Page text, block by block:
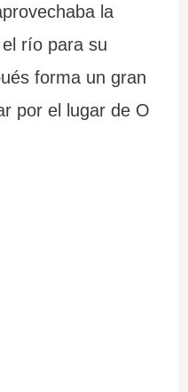
la
río para su
forma un gran
por el lugar de O